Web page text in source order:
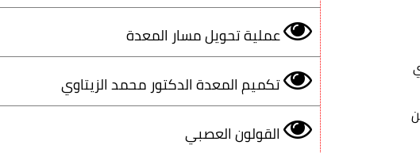
عملية تحويل مسار المعدة
تكميم المعدة الدكتور محمد الزيتاوي
القولون العصبي